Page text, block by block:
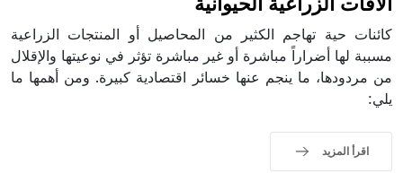
كائنات حية تهاجم الكثير من المحاصيل أو المنتجات الزراعية
مسببة لها أضراراً مباشرة أو غير مباشرة تؤثر في نوعيتها والإقلال
من مردودها، ما ينجم عنها خسائر اقتصادية كبيرة. ومن أهمها ما
يلي:
اقرأ المزيد